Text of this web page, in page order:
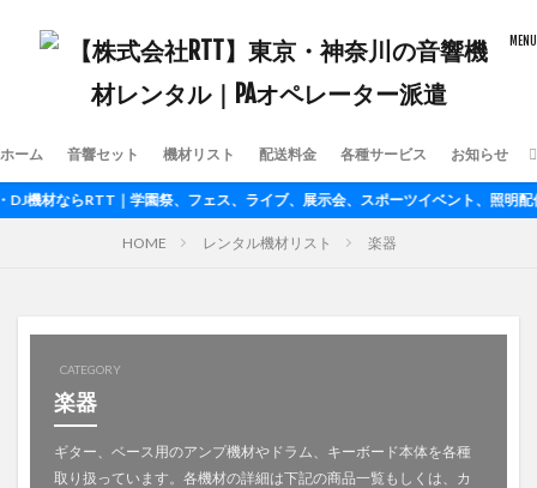
ホーム 音響セット 機材リスト 配送料金 各種サービス お知らせ
材ならRTT｜学園祭、フェス、ライブ、展示会、スポーツイベント、照明配信も
HOME レンタル機材リスト 楽器
CATEGORY
楽器
ギター、ベース用のアンプ機材やドラム、キーボード本体を各種
取り扱っています。各機材の詳細は下記の商品一覧もしくは、カ